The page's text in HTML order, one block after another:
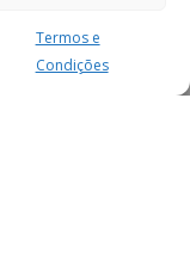
Termos e
Condições